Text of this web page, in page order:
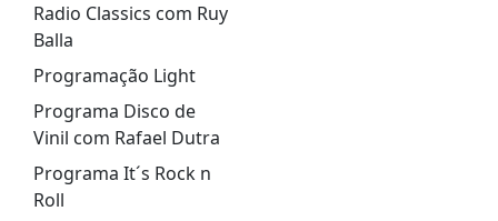
Radio Classics com Ruy
Balla
Programação Light
Programa Disco de
Vinil com Rafael Dutra
Programa It´s Rock n
Roll